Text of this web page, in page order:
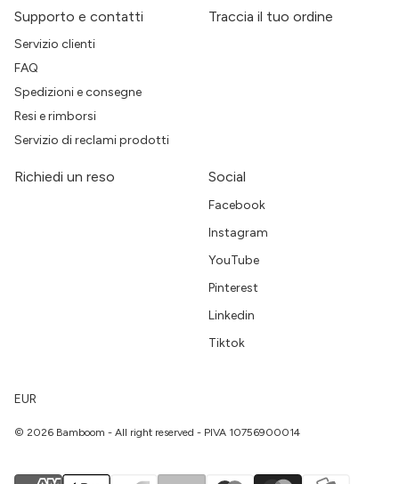
Supporto e contatti
Servizio clienti
FAQ
Spedizioni e consegne
Resi e rimborsi
Servizio di reclami prodotti
Traccia il tuo ordine
Richiedi un reso Social
Facebook
Instagram
YouTube
Pinterest
Linkedin
Tiktok
EUR
© 2026 Bamboom - All right reserved - PIVA 10756900014